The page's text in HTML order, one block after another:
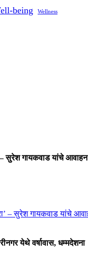
being Wellness
– सुरेश गायकवाड यांचे आवाहन
येथे वर्षावास, धम्मदेशना